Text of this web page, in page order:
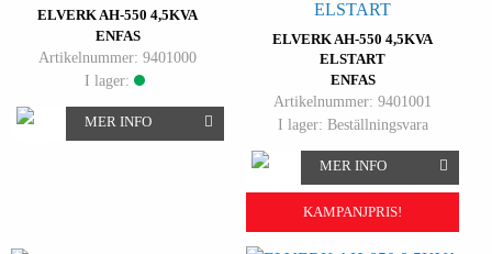
ELVERK AH-550 4,5KVA
ENFAS
Artikelnummer: 9401000
I lager:
MER INFO
ELVERK AH-550 4,5KVA
ELSTART
ENFAS
Artikelnummer: 9401001
I lager: Beställningsvara
MER INFO
KAMPANJPRIS!